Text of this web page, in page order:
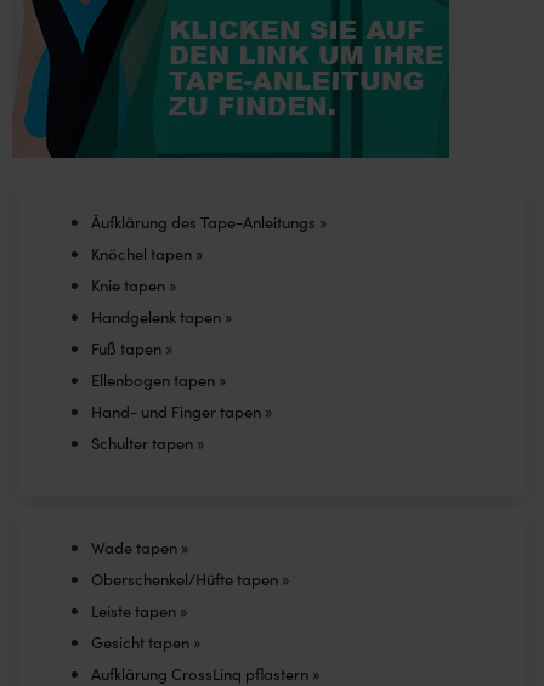
chosen
on
the
Äufklärung des Tape-Anleitungs »
Knöchel tapen »
Knie tapen »
Handgelenk tapen »
Fuß tapen »
Ellenbogen tapen »
Hand- und Finger tapen »
Schulter tapen »
Wade tapen »
Oberschenkel/Hüfte tapen »
Leiste tapen »
Gesicht tapen »
Aufklärung CrossLinq pflastern »